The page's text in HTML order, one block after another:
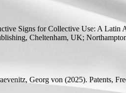
Signs for Collective Use: A Latin
Cheltenham, UK;
Georg von (2025). Patents,